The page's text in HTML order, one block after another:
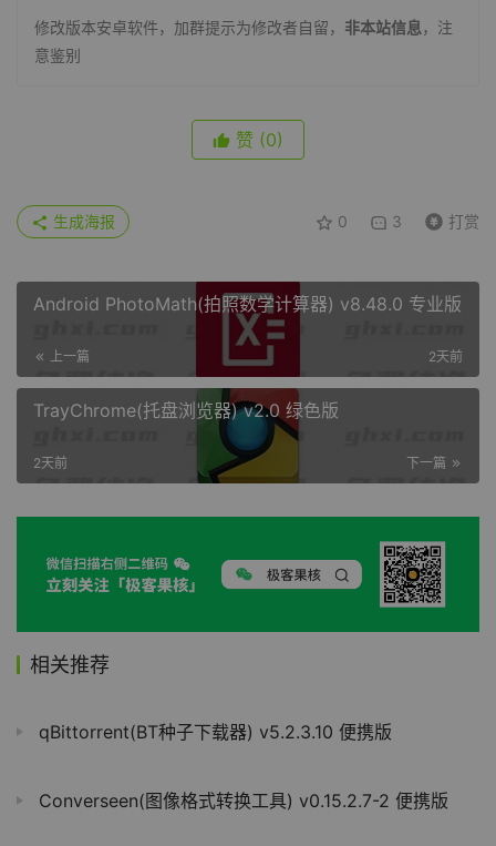
修改版本安卓软件，加群提示为修改者自留， 非本站信息，注
意鉴别
赞 (0)
0 3 打赏
生成海报
Android PhotoMath(拍照数学计算器) v8.48.0 专业版
上一篇 2天前
TrayChrome(托盘浏览器) v2.0 绿色版
下一篇
2天前
相关推荐
qBittorrent(BT种子下载器) v5.2.3.10 便携版
Converseen(图像格式转换工具) v0.15.2.7-2 便携版